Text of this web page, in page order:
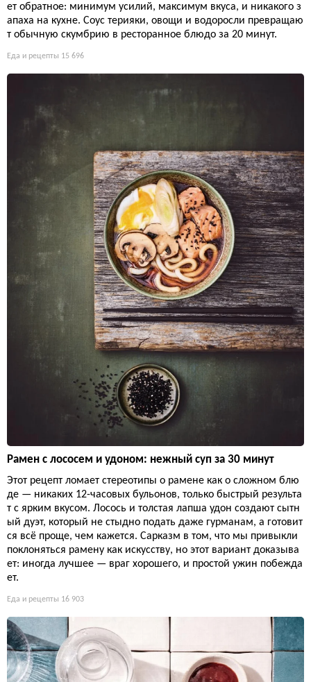
ет обратное: минимум усилий, максимум вкуса, и никакого з
апаха на кухне. Соус терияки, овощи и водоросли превращаю
т обычную скумбрию в ресторанное блюдо за 20 минут.
Еда и рецепты 15 696
Рамен с лососем и удоном: нежный суп за 30 минут
Этот рецепт ломает стереотипы о рамене как о сложном блю
де — никаких 12-часовых бульонов, только быстрый результа
т с ярким вкусом. Лосось и толстая лапша удон создают сытн
ый дуэт, который не стыдно подать даже гурманам, а готовит
ся всё проще, чем кажется. Сарказм в том, что мы привыкли
поклоняться рамену как искусству, но этот вариант доказыва
ет: иногда лучшее — враг хорошего, и простой ужин побежда
ет.
Еда и рецепты 16 903